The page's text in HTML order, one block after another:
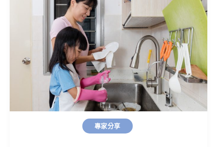
專家分享